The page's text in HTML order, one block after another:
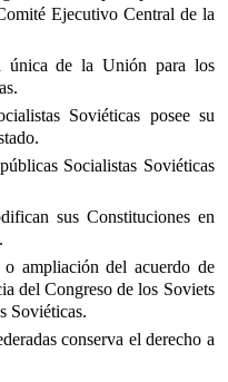
Ejecutivo Central de la
única de la Unión para los
Soviéticas posee su
Socialistas Soviéticas
sus Constituciones en
ampliación del acuerdo de
del Congreso de los Soviets
Soviéticas.
conserva el derecho a